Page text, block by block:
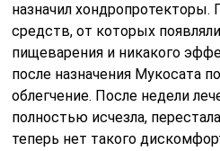
назначил хондропротекторы.
средств, от которых
пищеварения и никакого
после назначения Мукосата
облегчение. После недели
полностью исчезла,
теперь нет такого